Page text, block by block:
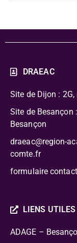
DRAEAC
Site de Dijon :
Site de Besançon
Besançon
draeac@region-
comte.fr
formulaire contact
LIENS UTILES
ADAGE –